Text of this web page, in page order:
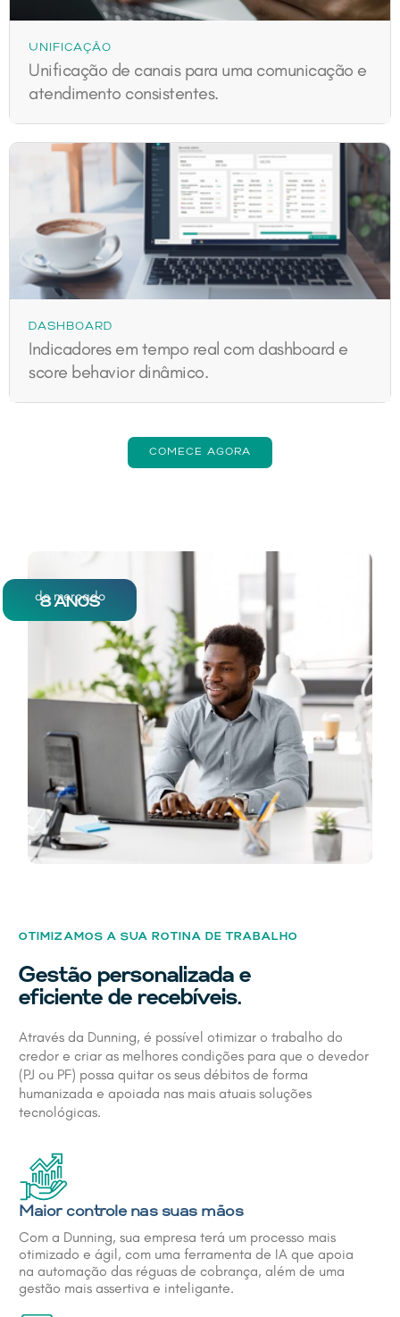
UNIFICAÇÃO
Unificação de canais para uma comunicação e
atendimento consistentes.
DASHBOARD
Indicadores em tempo real com dashboard e
score behavior dinâmico.
COMECE AGORA
8 ANOS
de mercado
OTIMIZAMOS A SUA ROTINA DE TRABALHO
Gestão personalizada e
eficiente de recebíveis.
Através da Dunning, é possível otimizar o trabalho do
credor e criar as melhores condições para que o devedor
(PJ ou PF) possa quitar os seus débitos de forma
humanizada e apoiada nas mais atuais soluções
tecnológicas.
Maior controle nas suas mãos
Com a Dunning, sua empresa terá um processo mais
otimizado e ágil, com uma ferramenta de IA que apoia
na automação das réguas de cobrança, além de uma
gestão mais assertiva e inteligante.